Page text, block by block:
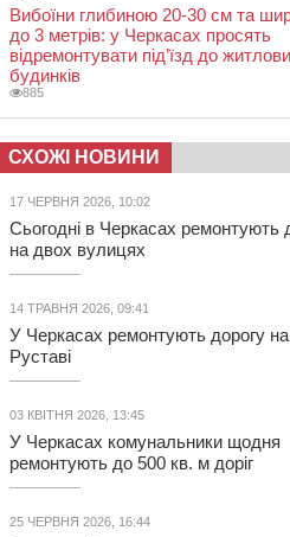
Вибоїни глибиною 20-30 см та
до 3 метрів: у Черкасах просять
відремонтувати під’їзд до
будинків
885
СХОЖІ НОВИНИ
17 ЧЕРВНЯ 2026, 10:02
Сьогодні в Черкасах ремонтують
на двох вулицях
14 ТРАВНЯ 2026, 09:41
У Черкасах ремонтують дорогу на
Руставі
03 КВІТНЯ 2026, 13:45
У Черкасах комунальники щодня
ремонтують до 500 кв. м доріг
25 ЧЕРВНЯ 2026, 16:44